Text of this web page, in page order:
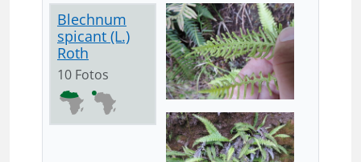
Blechnum
spicant (L.)
Roth
10 Fotos